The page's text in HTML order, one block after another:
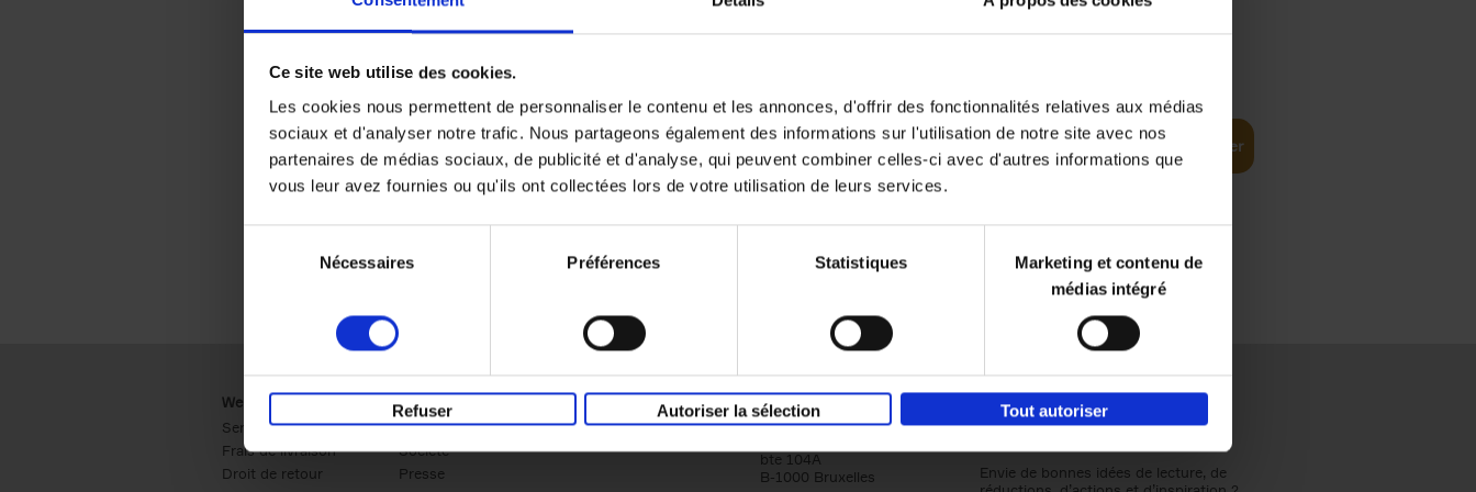
Ce site web utilise des cookies.
Les cookies nous permettent de personnaliser le contenu et les annonces, d'offrir des fonctionnalités relatives aux médias
sociaux et d'analyser notre trafic. Nous partageons également des informations sur l'utilisation de notre site avec nos
partenaires de médias sociaux, de publicité et d'analyse, qui peuvent combiner celles-ci avec d'autres informations que
vous leur avez fournies ou qu'ils ont collectées lors de votre utilisation de leurs services.
Nécessaires Préférences Statistiques
Marketing et contenu de
médias intégré
Refuser Autoriser la sélection Tout autoriser
Planning to Promoting
Clo Willaerts
Couverture souple
352 Ajouter au panier
Webshop
Service clients
Frais de livraison
Droit de retour
Business
Ventes
Société
Presse
Société
Qui sommes-nous?
Éditions Racine
Tour & Taxis
bte 104A
B-1000 Bruxelles
Envie de bonnes idées de lecture, de